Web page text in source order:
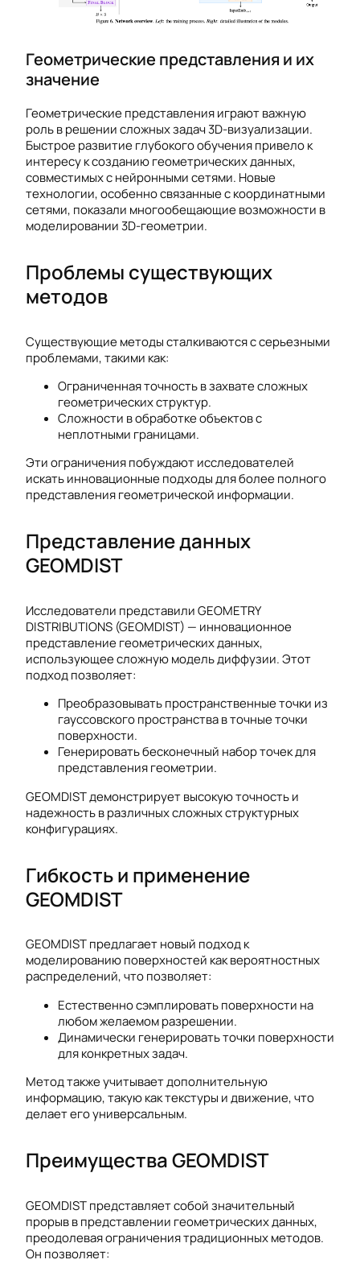
Геометрические представления и их
значение
Геометрические представления играют важную
роль в решении сложных задач 3D-визуализации.
Быстрое развитие глубокого обучения привело к
интересу к созданию геометрических данных,
совместимых с нейронными сетями. Новые
технологии, особенно связанные с координатными
сетями, показали многообещающие возможности в
моделировании 3D-геометрии.
Проблемы существующих
методов
Существующие методы сталкиваются с серьезными
проблемами, такими как:
Ограниченная точность в захвате сложных
геометрических структур.
Сложности в обработке объектов с
неплотными границами.
Эти ограничения побуждают исследователей
искать инновационные подходы для более полного
представления геометрической информации.
Представление данных
GEOMDIST
Исследователи представили GEOMETRY
DISTRIBUTIONS (GEOMDIST) — инновационное
представление геометрических данных,
использующее сложную модель диффузии. Этот
подход позволяет:
Преобразовывать пространственные точки из
гауссовского пространства в точные точки
поверхности.
Генерировать бесконечный набор точек для
представления геометрии.
GEOMDIST демонстрирует высокую точность и
надежность в различных сложных структурных
конфигурациях.
Гибкость и применение
GEOMDIST
GEOMDIST предлагает новый подход к
моделированию поверхностей как вероятностных
распределений, что позволяет:
Естественно сэмплировать поверхности на
любом желаемом разрешении.
Динамически генерировать точки поверхности
для конкретных задач.
Метод также учитывает дополнительную
информацию, такую как текстуры и движение, что
делает его универсальным.
Преимущества GEOMDIST
GEOMDIST представляет собой значительный
прорыв в представлении геометрических данных,
преодолевая ограничения традиционных методов.
Он позволяет: